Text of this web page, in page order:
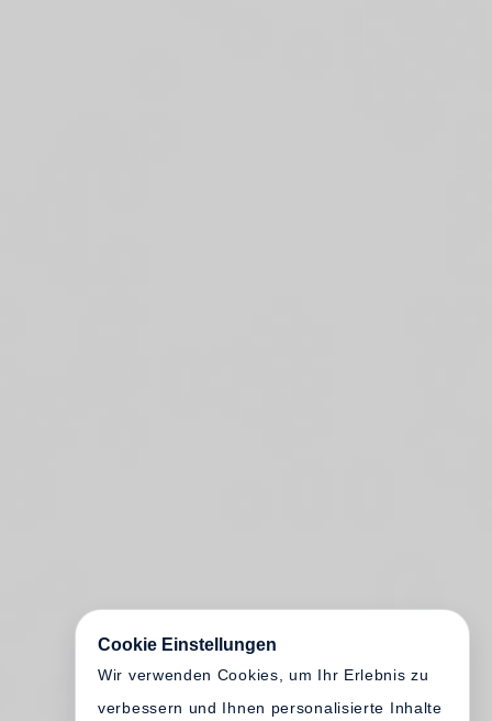
Cookie Einstellungen
Wir verwenden Cookies, um Ihr Erlebnis zu
verbessern und Ihnen personalisierte Inhalte